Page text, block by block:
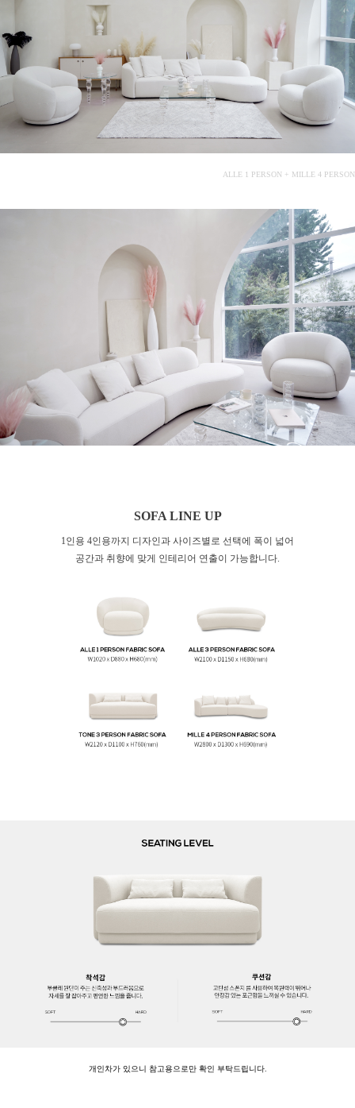
ALLE 1 PERSON + MILLE 4 PERSON
SOFA LINE UP
1인용 4인용까지 디자인과 사이즈별로 선택에 폭이 넓어
공간과 취향에 맞게 인테리어 연출이 가능합니다.
개인차가 있으니 참고용으로만 확인 부탁드립니다.